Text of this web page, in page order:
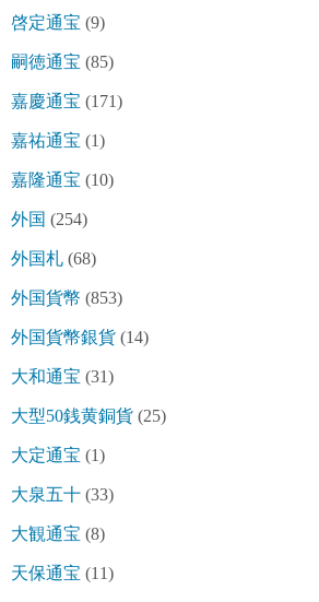
啓定通宝 (9)
嗣徳通宝 (85)
嘉慶通宝 (171)
嘉祐通宝 (1)
嘉隆通宝 (10)
外国 (254)
外国札 (68)
外国貨幣 (853)
外国貨幣銀貨 (14)
大和通宝 (31)
大型50銭黄銅貨 (25)
大定通宝 (1)
大泉五十 (33)
大観通宝 (8)
天保通宝 (11)